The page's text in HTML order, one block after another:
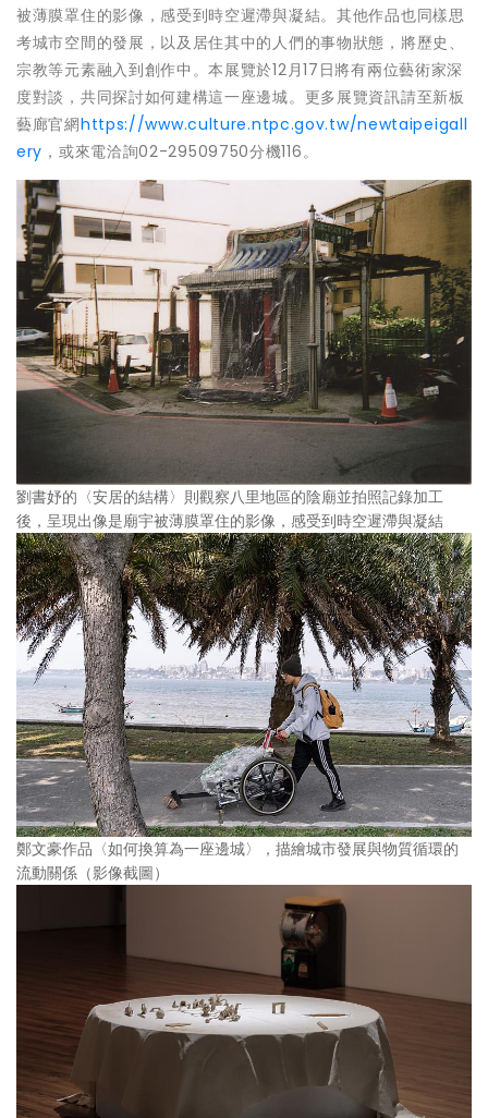
被薄膜罩住的影像，感受到時空遲滯與凝結。其他作品也同樣思
考城市空間的發展，以及居住其中的人們的事物狀態，將歷史、
宗教等元素融入到創作中。本展覽於12月17日將有兩位藝術家深
度對談，共同探討如何建構這一座邊城。更多展覽資訊請至新板
藝廊官網https://www.culture.ntpc.gov.tw/newtaipeigall
ery ，或來電洽詢02-29509750分機116。
劉書妤的〈安居的結構〉則觀察八里地區的陰廟並拍照記錄加工
後，呈現出像是廟宇被薄膜罩住的影像，感受到時空遲滯與凝結
鄭文豪作品〈如何換算為一座邊城〉，描繪城市發展與物質循環的
流動關係（影像截圖）